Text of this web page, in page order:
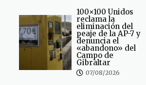
100×100 Unidos
reclama la
eliminación del
peaje de la AP-7 y
denuncia el
«abandono» del
Campo de
Gibraltar
07/08/2026